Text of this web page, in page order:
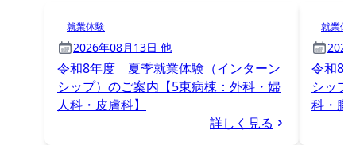
就業体験
2026年08月13日 他
令和8年度 夏季就業体験（インターン
シップ）のご案内【5東病棟：外科・婦
人科・皮膚科】
詳しく見る
就業体
2026
令和8
シップ
科・膠